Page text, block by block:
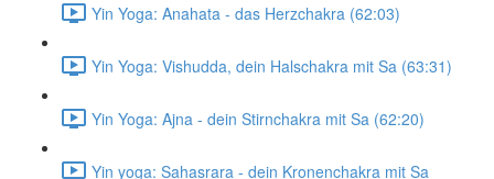
Yin Yoga: Anahata - das Herzchakra (62:03)
Yin Yoga: Vishudda, dein Halschakra mit Sa (63:31)
Yin Yoga: Ajna - dein Stirnchakra mit Sa (62:20)
Yin yoga: Sahasrara - dein Kronenchakra mit Sa